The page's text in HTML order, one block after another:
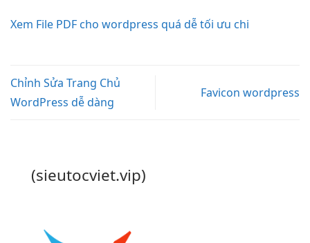
Xem File PDF cho wordpress quá dễ tối ưu chi
Chỉnh Sửa Trang Chủ
WordPress dễ dàng
Favicon wordpress
(sieutocviet.vip)